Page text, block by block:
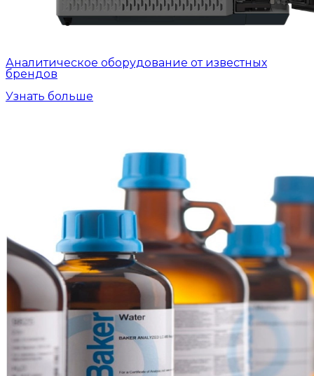
Аналитическое оборудование от известных
брендов
Узнать больше